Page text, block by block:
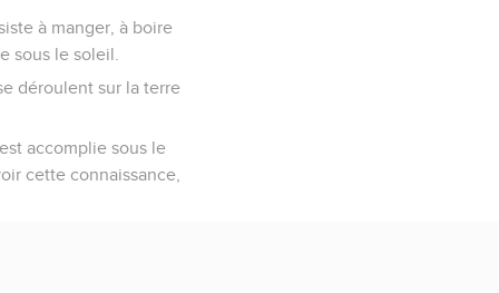
à manger, à boire
sous le soleil.
déroulent sur la terre
accomplie sous le
cette connaissance,